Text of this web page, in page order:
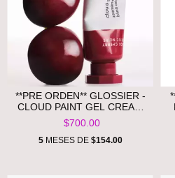
**PRE ORDEN** GLOSSIER -
CLOUD PAINT GEL CREAM
BLUSH- BLACK CHERRY
$700.00
5MESES DE $154.00